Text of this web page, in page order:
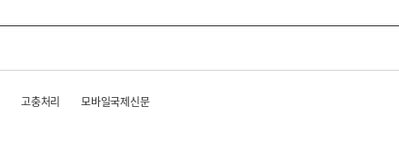
고충처리
모바일국제신문